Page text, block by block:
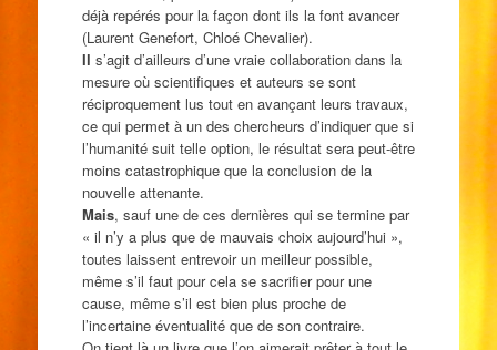
déjà repérés pour la façon dont ils la font avancer
(Laurent Genefort, Chloé Chevalier).
Il s’agit d’ailleurs d’une vraie collaboration dans la
mesure où scientifiques et auteurs se sont
réciproquement lus tout en avançant leurs travaux,
ce qui permet à un des chercheurs d’indiquer que si
l’humanité suit telle option, le résultat sera peut-être
moins catastrophique que la conclusion de la
nouvelle attenante.
Mais, sauf une de ces dernières qui se termine par
« il n’y a plus que de mauvais choix aujourd’hui »,
toutes laissent entrevoir un meilleur possible,
même s’il faut pour cela se sacrifier pour une
cause, même s’il est bien plus proche de
l’incertaine éventualité que de son contraire.